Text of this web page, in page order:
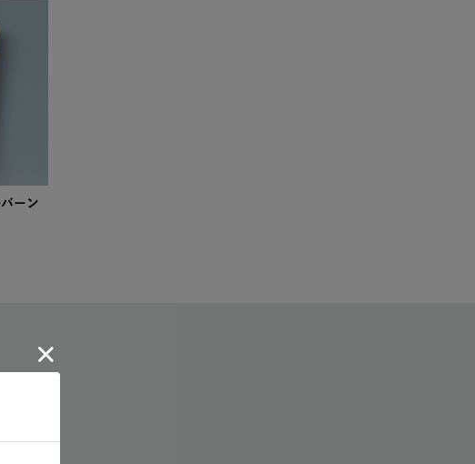
ーン